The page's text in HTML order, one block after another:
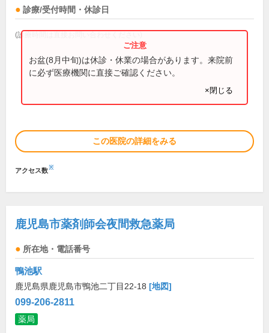
診療/受付時間・休診日
(診療時間は直接お問い合わせください)
お盆(8月中旬)は休診・休業の場合があります。来院前
に必ず医療機関に直接ご確認ください。
×閉じる
この医院の詳細をみる
アクセス数※
鹿児島市薬剤師会夜間救急薬局
所在地・電話番号
鴨池駅
鹿児島県鹿児島市鴨池二丁目22-18 [地図]
099-206-2811
薬局